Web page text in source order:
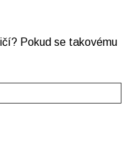
Pokud se takovému